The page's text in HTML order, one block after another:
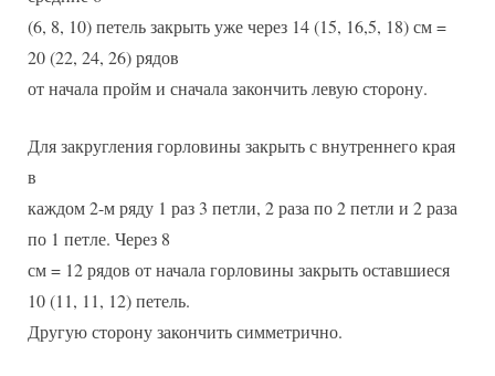
(6, 8, 10) петель закрыть уже через 14 (15, 16,5, 18) см =
20 (22, 24, 26) рядов
от начала пройм и сначала закончить левую сторону.
Для закругления горловины закрыть с внутреннего края
в
каждом 2-м ряду 1 раз 3 петли, 2 раза по 2 петли и 2 раза
по 1 петле. Через 8
см = 12 рядов от начала горловины закрыть оставшиеся
10 (11, 11, 12) петель.
Другую сторону закончить симметрично.